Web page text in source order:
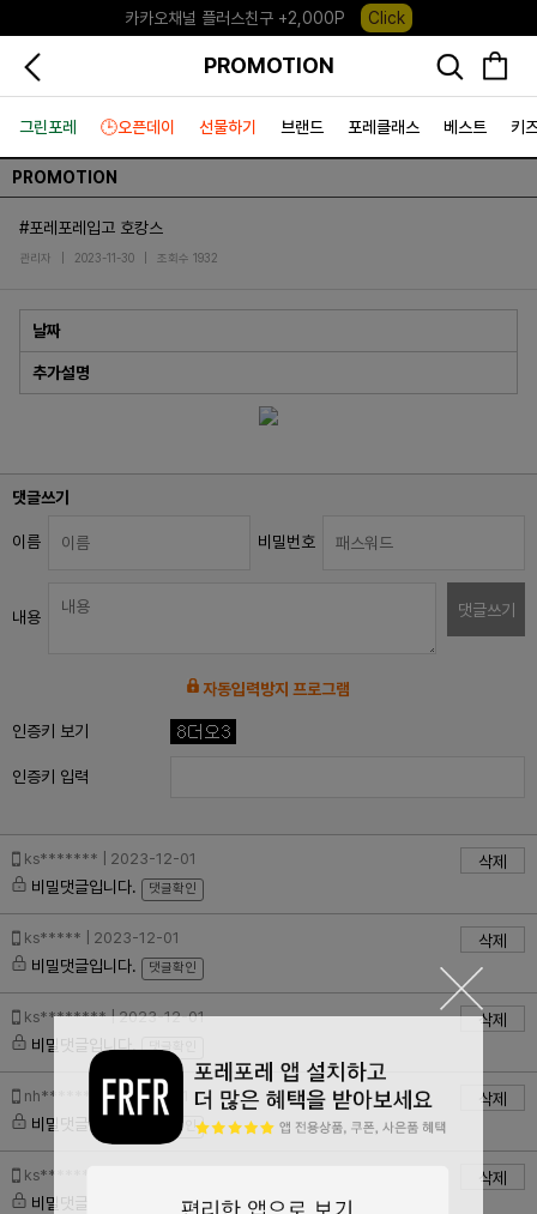
카카오채널 플러스친구 +2,000P
Click
포레포레 앱 다운로드 +3,000P
PROMOTION
그린포레 🕒오픈데이 선물하기 브랜드 포레클래스 베스트 키
PROMOTION
#포레포레입고 호캉스
관리자 2023-11-30 조회수 1932
날짜
추가설명
댓글쓰기
이름 비밀번호
내용 댓글쓰기
자동입력방지 프로그램
인증키 보기
인증키 입력
ks******* | 2023-12-01
삭제
비밀댓글입니다.
댓글확인
ks***** | 2023-12-01
삭제
비밀댓글입니다.
댓글확인
ks******** | 2023-12-01
삭제
비밀댓글입니다.
댓글확인
nh****** | 2023-12-01
삭제
비밀댓글입니다.
댓글확인
ks****** | 2023-12-01
삭제
비밀댓글입니다.
댓글확인